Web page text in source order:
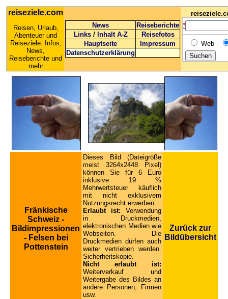
reiseziele.com
Reisen, Urlaub,
Abenteuer und
Reiseziele: Infos,
News,
Reiseberichte und
mehr
News
Reiseberichte
Links / Inhalt A-Z
Reisefotos
Hauptseite
Impressum
Datenschutzerklärung
Web
Fränkische
Schweiz -
Bildimpressionen
- Felsen bei
Pottenstein
Dieses Bild (Dateigröße
meist 3264x2448 Pixel)
können Sie für 6 Euro
inklusive 19 %
Mehrwertsteuer käuflich
mit nicht exklusivem
Nutzungsrecht erwerben.
Erlaubt ist: Verwendung
in Druckmedien,
elektronischen Medien wie
Webseiten. Die
Druckmedien dürfen auch
weiter vertrieben werden.
Sicherheitskopie.
Nicht erlaubt ist:
Weiterverkauf und
Weitergabe des Bildes an
andere Personen, Firmen
usw.
Zurück zur
Bildübersicht